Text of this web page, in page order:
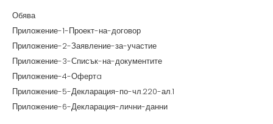
Обява
Приложение-1-Проект-на-договор
Приложение-2-Заявление-за-участие
Приложение-3-Списък-на-документите
Приложение-4-Офертa
Приложение-5-Декларация-по-чл.220-ал.1
Приложение-6-Декларация-лични-данни